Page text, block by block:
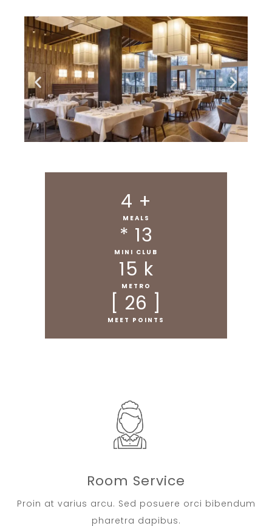
MEALS
4 +
MINI CLUB
* 13
METRO
15 k
MEET POINTS
26
Room Service
Proin at varius arcu. Sed posuere orci bibendum
pharetra dapibus.